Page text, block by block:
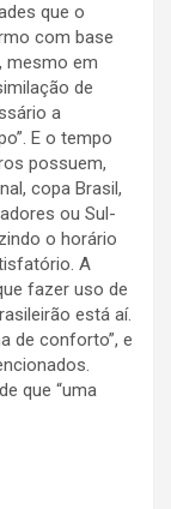
que o
com base
mesmo em
de
a
E o tempo
possuem,
copa Brasil,
ou Sul-
o horário
A
fazer uso de
está aí.
de conforto”, e
que “uma